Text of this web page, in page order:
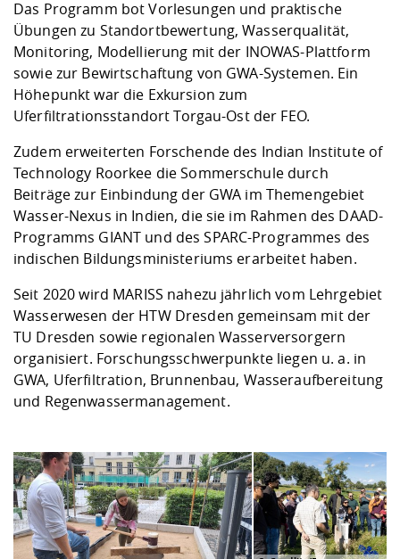
Das Programm bot Vorlesungen und praktische
Übungen zu Standortbewertung, Wasserqualität,
Monitoring, Modellierung mit der INOWAS-Plattform
sowie zur Bewirtschaftung von GWA-Systemen. Ein
Höhepunkt war die Exkursion zum
Uferfiltrationsstandort Torgau-Ost der FEO.
Zudem erweiterten Forschende des Indian Institute of
Technology Roorkee die Sommerschule durch
Beiträge zur Einbindung der GWA im Themengebiet
Wasser-Nexus in Indien, die sie im Rahmen des DAAD-
Programms GIANT und des SPARC-Programmes des
indischen Bildungsministeriums erarbeitet haben.
Seit 2020 wird MARISS nahezu jährlich vom Lehrgebiet
Wasserwesen der HTW Dresden gemeinsam mit der
TU Dresden sowie regionalen Wasserversorgern
organisiert. Forschungsschwerpunkte liegen u. a. in
GWA, Uferfiltration, Brunnenbau, Wasseraufbereitung
und Regenwassermanagement.